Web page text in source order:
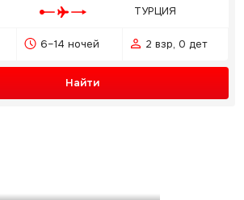
ТУРЦИЯ
6–14 ночей 2 взр, 0 дет
Найти